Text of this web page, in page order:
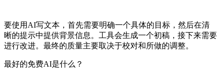
要使用AI写文本，首先需要明确一个具体的目标，然后在清
晰的提示中提供背景信息。工具会生成一个初稿，接下来需要
进行改进。最终的质量主要取决于校对和所做的调整。
最好的免费AI是什么？